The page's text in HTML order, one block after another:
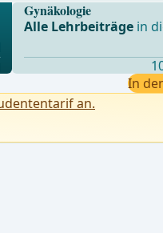
Gynäkologie
Alle Lehrbeiträgein
In
an.